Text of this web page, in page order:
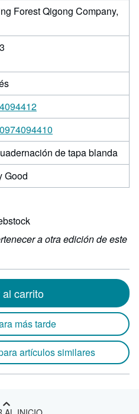
Forest Qigong Company,
de tapa blanda
Good
a otra edición de este
carrito
más tarde
artículos similares